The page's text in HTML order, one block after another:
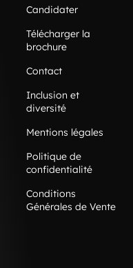
Candidater
Télécharger la
brochure
Contact
Inclusion et
diversité
Mentions légales
Politique de
confidentialité
Conditions
Générales de Vente